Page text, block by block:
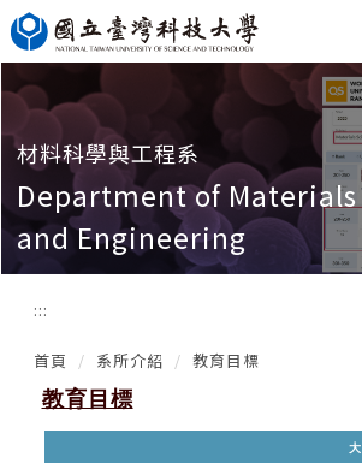
跳
到
主
要
內
容
區
材料科學與工程系
Department of Materials
and Engineering
:::
首頁 系所介紹 教育目標
教育目標